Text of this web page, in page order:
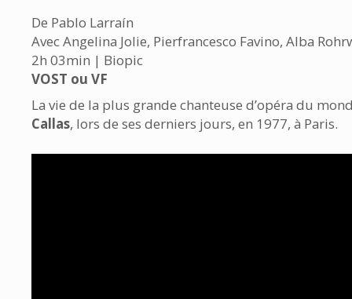
De Pablo Larraín
Avec Angelina Jolie, Pierfrancesco Favino, Alba
2h 03min | Biopic
VOST ou VF
La vie de la plus grande chanteuse d’opéra du
Callas, lors de ses derniers jours, en 1977, à Paris.